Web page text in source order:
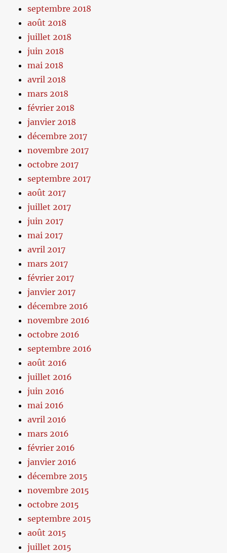
septembre 2018
août 2018
juillet 2018
juin 2018
mai 2018
avril 2018
mars 2018
février 2018
janvier 2018
décembre 2017
novembre 2017
octobre 2017
septembre 2017
août 2017
juillet 2017
juin 2017
mai 2017
avril 2017
mars 2017
février 2017
janvier 2017
décembre 2016
novembre 2016
octobre 2016
septembre 2016
août 2016
juillet 2016
juin 2016
mai 2016
avril 2016
mars 2016
février 2016
janvier 2016
décembre 2015
novembre 2015
octobre 2015
septembre 2015
août 2015
juillet 2015